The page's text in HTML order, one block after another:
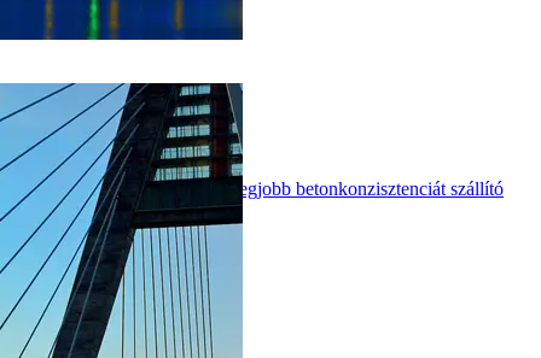
Oklevél a Megyeri híd legjobb betonkonzisztenciát szállító
betonüzemének
PDF, 228.29 KB
Helyszín